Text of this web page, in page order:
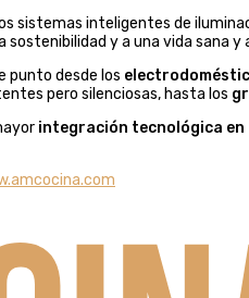
sistemas inteligentes de
sostenibilidad y a una vida sana
punto desde los
pero silenciosas, hasta los
integración tecnológica en